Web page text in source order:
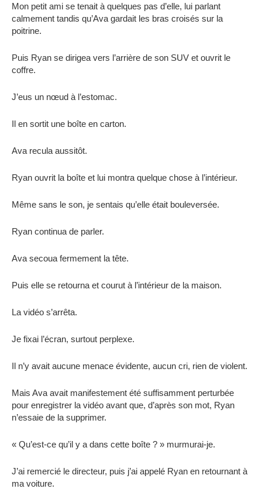
Mon petit ami se tenait à quelques pas d’elle, lui parlant
calmement tandis qu’Ava gardait les bras croisés sur la
poitrine.
Puis Ryan se dirigea vers l’arrière de son SUV et ouvrit le
coffre.
J’eus un nœud à l’estomac.
Il en sortit une boîte en carton.
Ava recula aussitôt.
Ryan ouvrit la boîte et lui montra quelque chose à l’intérieur.
Même sans le son, je sentais qu’elle était bouleversée.
Ryan continua de parler.
Ava secoua fermement la tête.
Puis elle se retourna et courut à l’intérieur de la maison.
La vidéo s’arrêta.
Je fixai l’écran, surtout perplexe.
Il n’y avait aucune menace évidente, aucun cri, rien de violent.
Mais Ava avait manifestement été suffisamment perturbée
pour enregistrer la vidéo avant que, d’après son mot, Ryan
n’essaie de la supprimer.
« Qu’est-ce qu’il y a dans cette boîte ? » murmurai-je.
J’ai remercié le directeur, puis j’ai appelé Ryan en retournant à
ma voiture.